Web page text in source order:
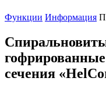
Функции Информация
сечения